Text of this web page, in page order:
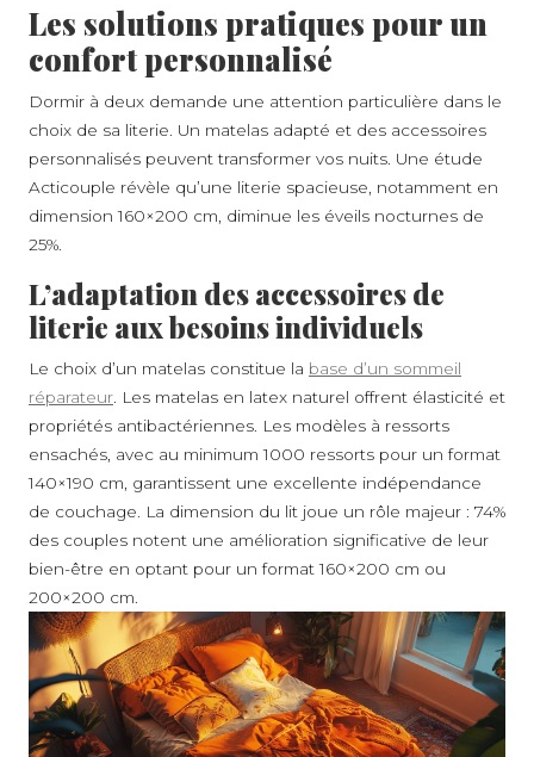
Les solutions pratiques pour un
confort personnalisé
Dormir à deux demande une attention particulière dans le
choix de sa literie. Un matelas adapté et des accessoires
personnalisés peuvent transformer vos nuits. Une étude
Acticouple révèle qu’une literie spacieuse, notamment en
dimension 160×200 cm, diminue les éveils nocturnes de
25%.
L’adaptation des accessoires de
literie aux besoins individuels
Le choix d’un matelas constitue la base d’un sommeil
réparateur . Les matelas en latex naturel offrent élasticité et
propriétés antibactériennes. Les modèles à ressorts
ensachés, avec au minimum 1000 ressorts pour un format
140×190 cm, garantissent une excellente indépendance
de couchage. La dimension du lit joue un rôle majeur : 74%
des couples notent une amélioration significative de leur
bien-être en optant pour un format 160×200 cm ou
200×200 cm.